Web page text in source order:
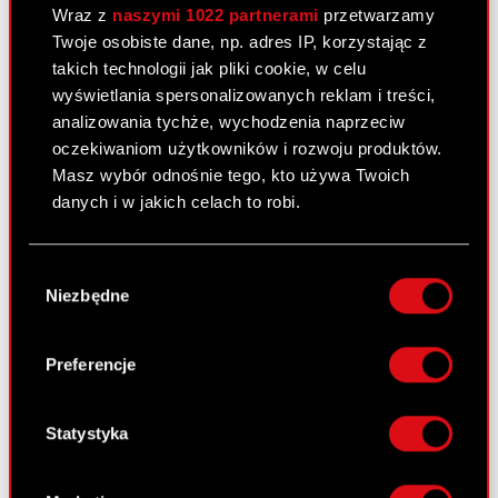
Wraz z naszymi 1022 partnerami przetwarzamy
Twoje osobiste dane, np. adres IP, korzystając z
takich technologii jak pliki cookie, w celu
wyświetlania spersonalizowanych reklam i treści,
analizowania tychże, wychodzenia naprzeciw
oczekiwaniom użytkowników i rozwoju produktów.
Masz wybór odnośnie tego, kto używa Twoich
danych i w jakich celach to robi.
Gromadzić dane dotyczące Twojej
lokalizacji geograficznej z dokładnością nawet
Identyfikować Twoje urządzenie, aktywnie
analizując charakteryzującego je zbiory
palca)
osobiste dane są przetwarzane oraz ustaw własne
zgody
Niezbędne
Preferencje
Statystyka
Skonsolidowany raport – 3 kw.
2010
10 listopada 2010
Skonsolidowany raport kwartalny za 3
kwartał
PDF Sprawozdanie finansowe
10 listopada 2010
PDF